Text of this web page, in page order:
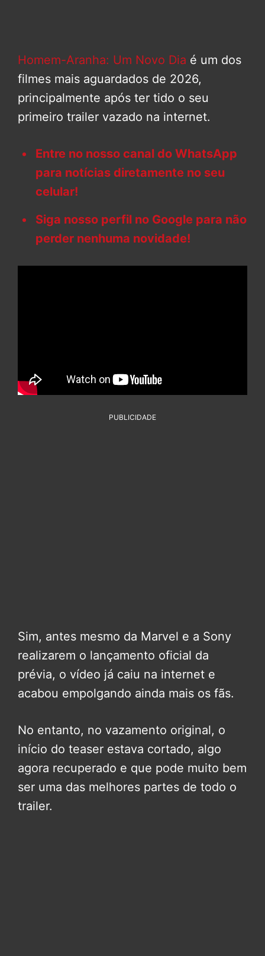
Homem-Aranha: Um Novo Dia é um dos
filmes mais aguardados de 2026,
principalmente após ter tido o seu
primeiro trailer vazado na internet.
Entre no nosso canal do WhatsApp
para notícias diretamente no seu
celular!
Siga nosso perfil no Google para não
perder nenhuma novidade!
PUBLICIDADE
Sim, antes mesmo da Marvel e a Sony
realizarem o lançamento oficial da
prévia, o vídeo já caiu na internet e
acabou empolgando ainda mais os fãs.
No entanto, no vazamento original, o
início do teaser estava cortado, algo
agora recuperado e que pode muito bem
ser uma das melhores partes de todo o
trailer.